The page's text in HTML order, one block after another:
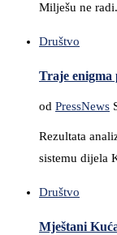
Milješu ne radi.
Društvo
Traje enigma
od PressNews
Rezultata
sistemu dijela
Društvo
Mještani